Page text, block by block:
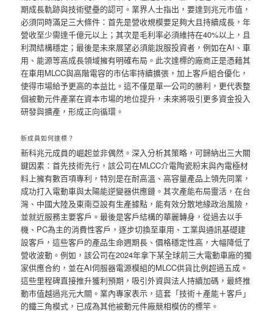
期成長軌跡與技術壁壘的認可。業界人士指出，要達到兆元市值，
必須同時滿足三大條件：首先是營收規模要足夠大且持續成長，年
營收至少需達千億元以上；其次是毛利率必須維持在40%以上，且
利潤結構穩定；最後是未來展望必須能說服投資者，例如在AI、車
用、能源等高成長領域擁有明確布局。此次達標的廠商正是憑藉其
在車用MLCC與高階電容的市佔率持續擴張，加上客戶組合優化，
使得市場給予更高的本益比。這不僅是單一公司的勝利，更代表整
個被動元件產業在資本市場的地位提升，未來將吸引更多資金投入
研發與擴產，形成正向循環。
新成員如何達標？
新科兆元成員的崛起並非偶然。深入分析其策略，可歸納出三大關
鍵因素：首先技術先行，該公司在MLCC介電陶瓷粉末與內電極材
料上擁有數百項專利，特別是在耐高溫、高容量產品上領先同業，
成功打入電動車與太陽能逆變器供應鏈。其次產能布局靈活，在台
灣、中國大陸及東南亞設有生產據點，能有效分散地緣政治風險，
並就近服務主要客戶。最後是客戶結構的華麗轉身，從過去以手
機、PC為主的消費性客戶，逐步切換至車用、工業與通訊基礎建
設客戶，這些客戶的產品生命週期長、價格穩定性高，大幅降低了
營收波動。例如，該公司在2024年拿下某全球前三大電動車廠的獨
家供應合約，並在AI伺服器電源模組的MLCC供貨比例超過五成。
這些里程碑直接推升獲利預期，吸引外資與法人持續加碼，最終推
動市值越過兆元大關。業內專家表示，這套「技術＋產能＋客戶」
的鐵三角模式，已成為其他被動元件廠競相模仿的標竿。